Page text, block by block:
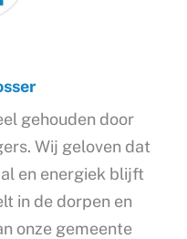
gehouden door
Wij geloven dat
en energiek blijft
in de dorpen en
onze gemeente